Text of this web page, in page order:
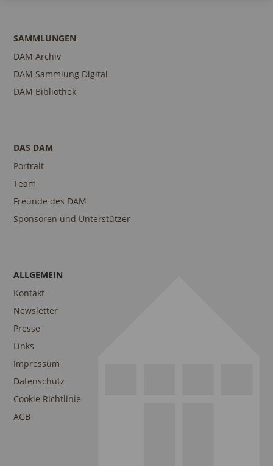
SAMMLUNGEN
DAM Archiv
DAM Sammlung Digital
DAM Bibliothek
DAS DAM
Portrait
Team
Freunde des DAM
Sponsoren und Unterstützer
ALLGEMEIN
Kontakt
Newsletter
Presse
Links
Impressum
Datenschutz
Cookie Richtlinie
AGB